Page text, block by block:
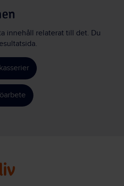
innehåll relaterat till det. Du